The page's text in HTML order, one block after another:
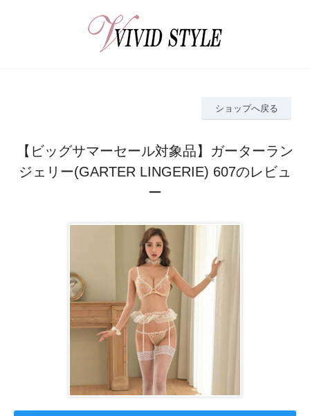
ショップへ戻る
【ビッグサマーセール対象品】ガーターラン
ジェリー(GARTER LINGERIE) 607のレビュ
ー